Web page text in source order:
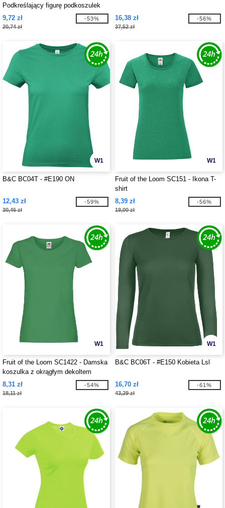
Podkreślający figurę podkoszulek
9,72 zł
20,74 zł
-53% 16,38 zł
37,52 zł
-56%
W1
B&C BC04T - #E190 ON
12,43 zł
30,46 zł
-59%
W1
Fruit of the Loom SC151 - Ikona T-
shirt
8,39 zł
19,00 zł
-56%
W1
Fruit of the Loom SC1422 - Damska
koszulka z okrągłym dekoltem
8,31 zł
18,11 zł
-54%
W1
B&C BC06T - #E150 Kobieta Lsl
16,70 zł
43,29 zł
-61%